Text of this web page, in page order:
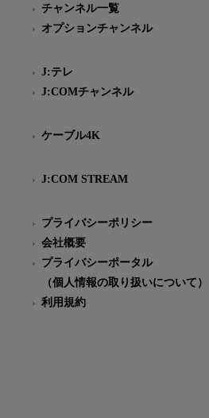
チャンネル一覧
オプションチャンネル
J:テレ
J:COMチャンネル
ケーブル4K
J:COM STREAM
プライバシーポリシー
会社概要
プライバシーポータル
（個人情報の取り扱いについて）
利用規約